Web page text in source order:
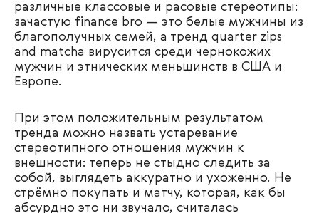
различные классовые и расовые стереотипы:
зачастую finance bro — это белые мужчины из
благополучных семей, а тренд quarter zips
and matcha вирусится среди чернокожих
мужчин и этнических меньшинств в США и
Европе.
При этом положительным результатом
тренда можно назвать устаревание
стереотипного отношения мужчин к
внешности: теперь не стыдно следить за
собой, выглядеть аккуратно и ухоженно. Не
стрёмно покупать и матчу, которая, как бы
абсурдно это ни звучало, считалась